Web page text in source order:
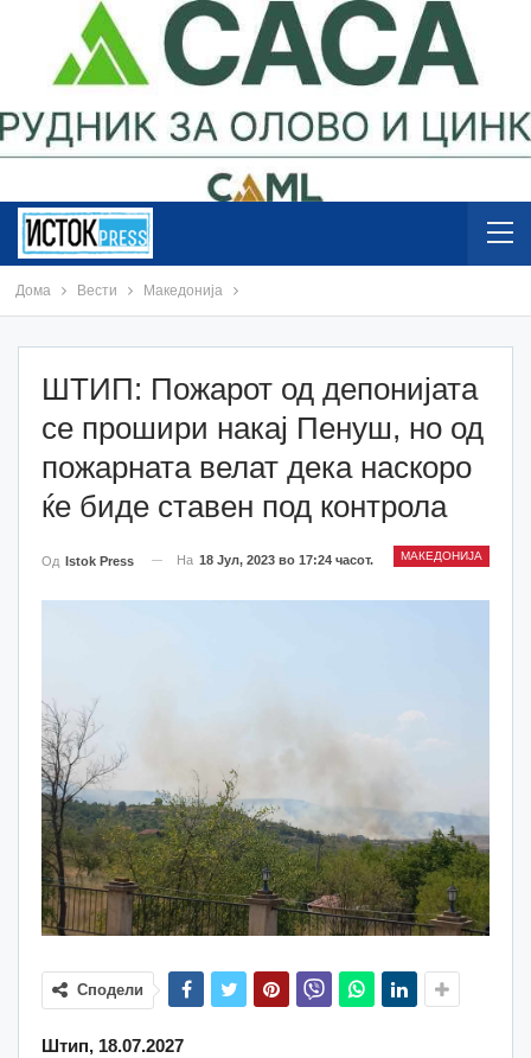
Дома Вести Македонија
ШТИП: Пожарот од депонијата
се прошири накај Пенуш, но од
пожарната велат дека наскоро
ќе биде ставен под контрола
МАКЕДОНИЈА
Од Istok Press На 18 Јул, 2023 во 17:24 часот.
Сподели
Штип, 18.07.2027